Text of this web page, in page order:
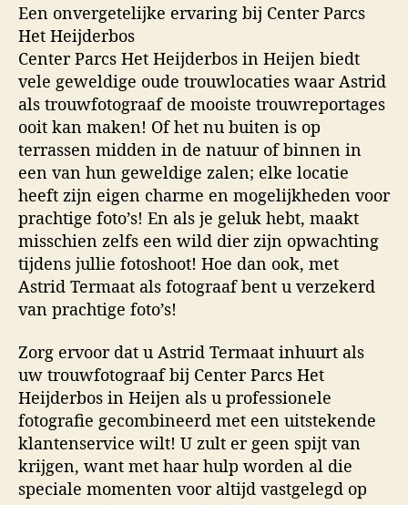
Een onvergetelijke ervaring bij Center Parcs
Het Heijderbos
Center Parcs Het Heijderbos in Heijen biedt
vele geweldige oude trouwlocaties waar Astrid
als trouwfotograaf de mooiste trouwreportages
ooit kan maken! Of het nu buiten is op
terrassen midden in de natuur of binnen in
een van hun geweldige zalen; elke locatie
heeft zijn eigen charme en mogelijkheden voor
prachtige foto’s! En als je geluk hebt, maakt
misschien zelfs een wild dier zijn opwachting
tijdens jullie fotoshoot! Hoe dan ook, met
Astrid Termaat als fotograaf bent u verzekerd
van prachtige foto’s!
Zorg ervoor dat u Astrid Termaat inhuurt als
uw trouwfotograaf bij Center Parcs Het
Heijderbos in Heijen als u professionele
fotografie gecombineerd met een uitstekende
klantenservice wilt! U zult er geen spijt van
krijgen, want met haar hulp worden al die
speciale momenten voor altijd vastgelegd op